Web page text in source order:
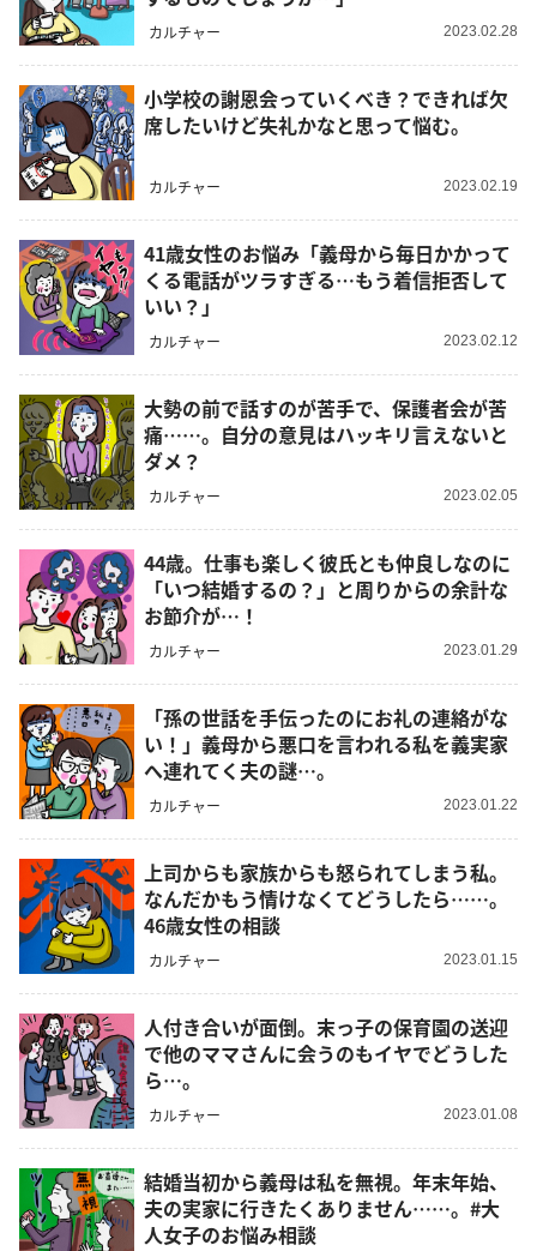
カルチャー 2023.02.28
小学校の謝恩会っていくべき？できれば欠
席したいけど失礼かなと思って悩む。
カルチャー 2023.02.19
41歳女性のお悩み「義母から毎日かかって
くる電話がツラすぎる…もう着信拒否して
いい？」
カルチャー 2023.02.12
大勢の前で話すのが苦手で、保護者会が苦
痛……。自分の意見はハッキリ言えないと
ダメ？
カルチャー 2023.02.05
44歳。仕事も楽しく彼氏とも仲良しなのに
「いつ結婚するの？」と周りからの余計な
お節介が…！
カルチャー 2023.01.29
「孫の世話を手伝ったのにお礼の連絡がな
い！」義母から悪口を言われる私を義実家
へ連れてく夫の謎…。
カルチャー 2023.01.22
上司からも家族からも怒られてしまう私。
なんだかもう情けなくてどうしたら……。
46歳女性の相談
カルチャー 2023.01.15
人付き合いが面倒。末っ子の保育園の送迎
で他のママさんに会うのもイヤでどうした
ら…。
カルチャー 2023.01.08
結婚当初から義母は私を無視。年末年始、
夫の実家に行きたくありません……。#大
人女子のお悩み相談